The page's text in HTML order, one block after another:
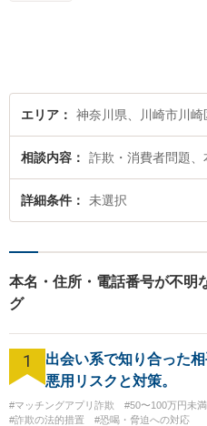
エリア
相談内容
詳細条件 未選択
本名・住所・電話番号が不明
グ
1
出会い系で知り合った
悪用リスクと対策。
#マッチングアプリ詐欺 #50〜100万円未満
#詐欺の法的措置
#恐喝・脅迫への対応